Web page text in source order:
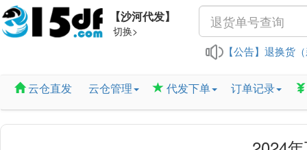
【沙河代发】
切换>
【公告】
退换货
淘宝插
端午节
云仓直发 云仓管理 代发下单 订单记录